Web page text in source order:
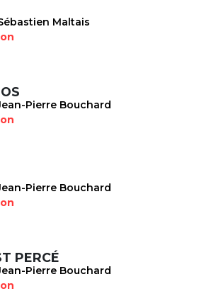
Maltais
Pierre Bouchard
Pierre Bouchard
PERCÉ
Pierre Bouchard